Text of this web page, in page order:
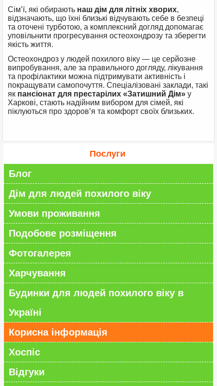
Сім’ї, які обирають наш дім для літніх хворих,
відзначають, що їхні близькі відчувають себе в безпеці
та оточені турботою, а комплексний догляд допомагає
уповільнити прогресування остеохондрозу та зберегти
якість життя.
Остеохондроз у людей похилого віку — це серйозне
випробування, але за правильного догляду, лікування
та профілактики можна підтримувати активність і
покращувати самопочуття. Спеціалізовані заклади, такі
як пансіонат для престарілих «Затишний Дім» у
Харкові, стають надійним вибором для сімей, які
піклуються про здоров’я та комфорт своїх близьких.
Послуги
Блог
Дім для людей похилого віку
Умови проживання
Подобове розміщення
Фотогалерея
Харчування
Будинки для людей похилого віку в
Україні
Корисна інформація
Хоспіс
Відгуки